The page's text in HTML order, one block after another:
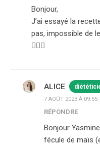
Bonjour,
J’ai essayé la
pas, impossible de
🤷🏻‍♀️
ALICE
7 AOÛT 2023 À 09:55
RÉPONDRE
Bonjour
fécule de maïs